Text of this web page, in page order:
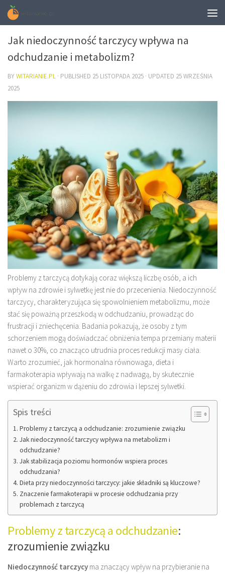
DIETA
Jak niedoczynność tarczycy wpływa na
odchudzanie i metabolizm?
BYWITARIANIE.PL · PUBLISHED 25 LISTOPADA 2025 · UPDATED 25 WRZEŚNIA
2025
Problemy z tarczycą dotykają coraz większą liczbę osób, a ich
wpływ na zdrowie i sylwetkę jest nie do przecenienia. Niedoczynność
tarczycy, charakteryzująca się spowolnieniem metabolizmu, może
stać się poważną przeszkodą w odchudzaniu, prowadząc do
frustracji i zniechęcenia. Badania pokazują, że osoby z tym
schorzeniem mogą doświadczać obniżenia tempa przemiany materii
nawet o 30%, co znacząco utrudnia proces redukcji masy ciała.
Warto zrozumieć, jak hormonalna równowaga, dieta i
farmakoterapia wpływają na walkę z nadwagą, by skutecznie
wspierać organizm w dążeniu do zdrowia i lepszej sylwetki.
Spis treści
Problemy z tarczycą a odchudzanie: zrozumienie związku
Jak niedoczynność tarczycy wpływa na metabolizm i
odchudzanie?
Jak stabilizacja poziomu hormonów wspiera proces
odchudzania?
Dieta przy niedoczynności tarczycy: jakie składniki są kluczowe?
Znaczenie farmakoterapii w procesie odchudzania przy
problemach z tarczycą
Problemy z tarczycą a odchudzanie:
zrozumienie związku
Niedoczynność tarczycy ma znaczący wpływ na przybieranie na